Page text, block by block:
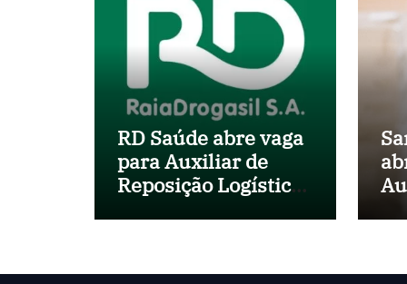
RD Saúde abre vaga
para Auxiliar de
Reposição Logística